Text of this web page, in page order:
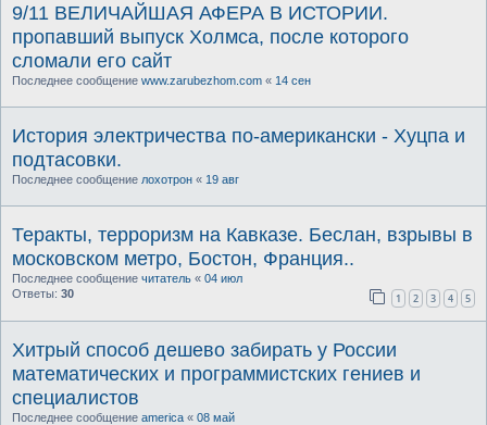
9/11 ВЕЛИЧАЙШАЯ АФЕРА В ИСТОРИИ.
пропавший выпуск Холмса, после которого
сломали его сайт
Последнее сообщение www.zarubezhom.com « 14 сен
История электричества по-американски - Хуцпа и
подтасовки.
Последнее сообщение лохотрон « 19 авг
Теракты, терроризм на Кавказе. Беслан, взрывы в
московском метро, Бостон, Франция..
Последнее сообщение читатель « 04 июл
Ответы: 30 1 2 3 4 5
Хитрый способ дешево забирать у России
математических и программистских гениев и
специалистов
Последнее сообщение america « 08 май